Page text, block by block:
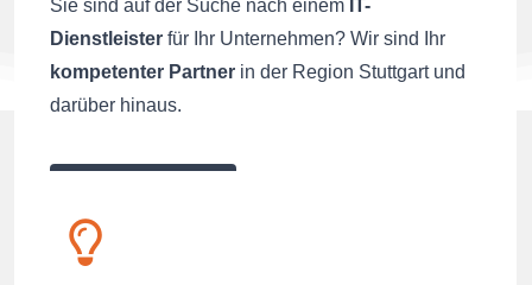
Sie sind auf der Suche nach einem IT-
Dienstleister für Ihr Unternehmen? Wir sind Ihr
kompetenter Partner in der Region Stuttgart und
darüber hinaus.